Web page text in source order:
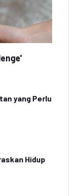
yang Perlu
Hidup